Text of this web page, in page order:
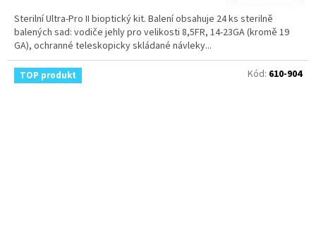
Sterilní Ultra-Pro II bioptický kit. Balení obsahuje 24 ks sterilně
balených sad: vodiče jehly pro velikosti 8,5FR, 14-23GA (kromě 19
GA), ochranné teleskopicky skládané návleky...
TOP produkt Kód: 610-904